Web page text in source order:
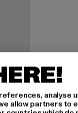
EUR
analyse
allow partners to